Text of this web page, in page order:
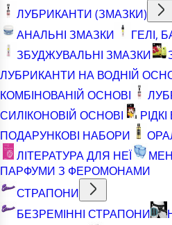
ЛУБРИКАНТИ (ЗМАЗКИ)
АНАЛЬНІ ЗМАЗКИ
ГЕЛІ,
ЗБУДЖУВАЛЬНІ ЗМАЗКИ
ЛУБРИКАНТИ НА ВОДНІЙ
КОМБІНОВАНІЙ ОСНОВІ
СИЛІКОНОВІЙ ОСНОВІ
ПОДАРУНКОВІ НАБОРИ
ЛІТЕРАТУРА ДЛЯ НЕЇ
ПАРФУМИ З ФЕРОМОНАМИ
СТРАПОНИ
БЕЗРЕМІННІ СТРАПОНИ